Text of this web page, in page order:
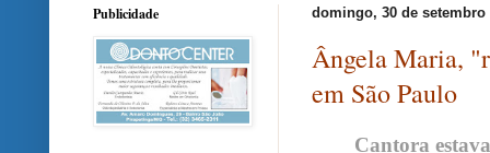
domingo, 30 de setembro
Ângela Maria,
em São Paulo
Cantora
Publicidade